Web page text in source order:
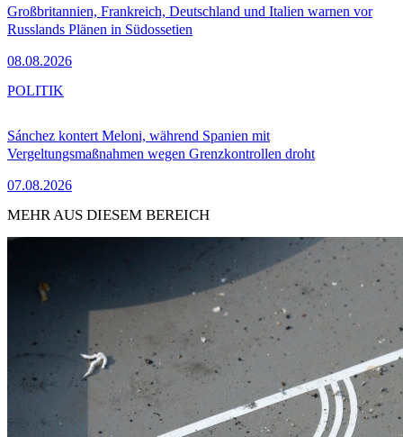
Großbritannien, Frankreich, Deutschland und Italien warnen vor
Russlands Plänen in Südossetien
08.08.2026
Sánchez kontert Meloni, während Spanien mit
Vergeltungsmaßnahmen wegen Grenzkontrollen droht
07.08.2026
POLITIK
MEHR AUS DIESEM BEREICH